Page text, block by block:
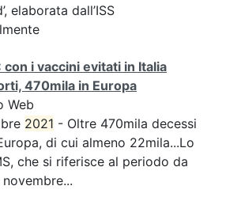
elaborata dall’ISS
i vaccini evitati in Italia
470mila in Europa
Web
2021 - Oltre 470mila decessi
di cui almeno 22mila...Lo
che si riferisce al periodo da